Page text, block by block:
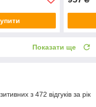
Показати ще
з 472 відгуків за рік